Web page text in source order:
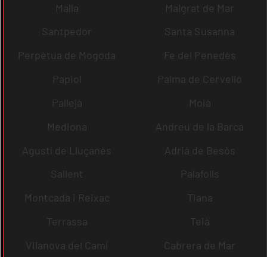
Malla
Malgrat de Mar
Santpedor
Santa Susanna
Perpètua de Mogoda
Fe del Penedès
Papiol
Palma de Cervelló
Pallejà
Moià
Mediona
Andreu de la Barca
Agustí de Lluçanès
Adrià de Besòs
Sallent
Palafolls
Montcada i Reixac
Tiana
Terrassa
Teià
Vilanova del Camí
Cabrera de Mar